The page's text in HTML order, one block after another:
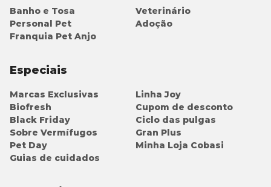
Banho e Tosa
Veterinário
Personal Pet
Adoção
Franquia Pet Anjo
Especiais
Marcas Exclusivas
Linha Joy
Biofresh
Cupom de desconto
Black Friday
Ciclo das pulgas
Sobre Vermífugos
Gran Plus
Pet Day
Minha Loja Cobasi
Guias de cuidados